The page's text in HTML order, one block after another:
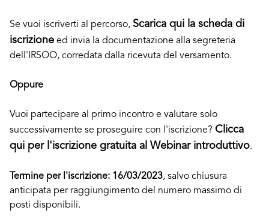
Se vuoi iscriverti al percorso, Scarica qui la scheda di
iscrizione ed invia la documentazione alla segreteria
dell'IRSOO, corredata dalla ricevuta del versamento.
Oppure
Vuoi partecipare al primo incontro e valutare solo
successivamente se proseguire con l'iscrizione? Clicca
qui per l'iscrizione gratuita al Webinar introduttivo.
Termine per l'iscrizione: 16/03/2023, salvo chiusura
anticipata per raggiungimento del numero massimo di
posti disponibili.